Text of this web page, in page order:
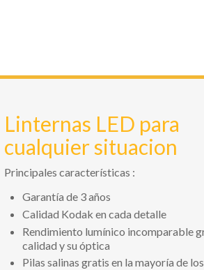
Linternas LED para
cualquier situacion
Principales características :
Garantía de 3 años
Calidad Kodak en cada detalle
Rendimiento lumínico incomparable
calidad y su óptica
Pilas salinas gratis en la mayoría de